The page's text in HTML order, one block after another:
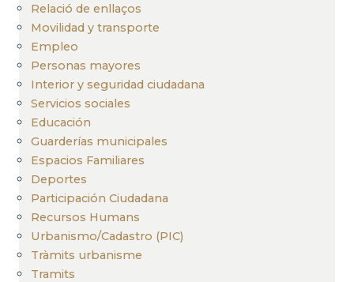
Relació de enllaços
Movilidad y transporte
Empleo
Personas mayores
Interior y seguridad ciudadana
Servicios sociales
Educación
Guarderías municipales
Espacios Familiares
Deportes
Participación Ciudadana
Recursos Humans
Urbanismo/Cadastro (PIC)
Tràmits urbanisme
Tramits